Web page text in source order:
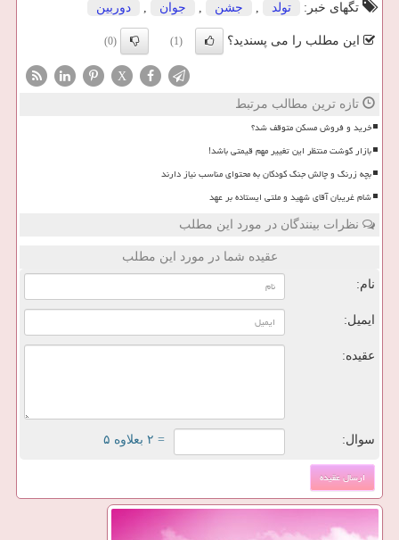
تگهای خبر:
تولد , جشن , جوان , دوربین
این مطلب را می پسندید؟ (1)
(0)
X
تازه ترین مطالب مرتبط
خرید و فروش مسکن متوقف شد؟
بازار گوشت منتظر این تغییر مهم قیمتی باشد!
بچه زرنگ و چالش جنگ کودکان به محتوای مناسب نیاز دارند
شام غریبان آقای شهید و ملتی ایستاده بر عهد
نظرات بینندگان در مورد این مطلب
عقیده شما در مورد این مطلب
نام:
ایمیل:
عقیده:
سوال: = ۲ بعلاوه ۵